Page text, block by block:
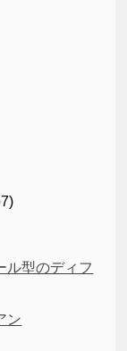
ル型のディフ
ン